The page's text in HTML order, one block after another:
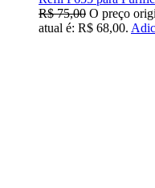
R$75,00 O preço
atual é: R$ 68,00.